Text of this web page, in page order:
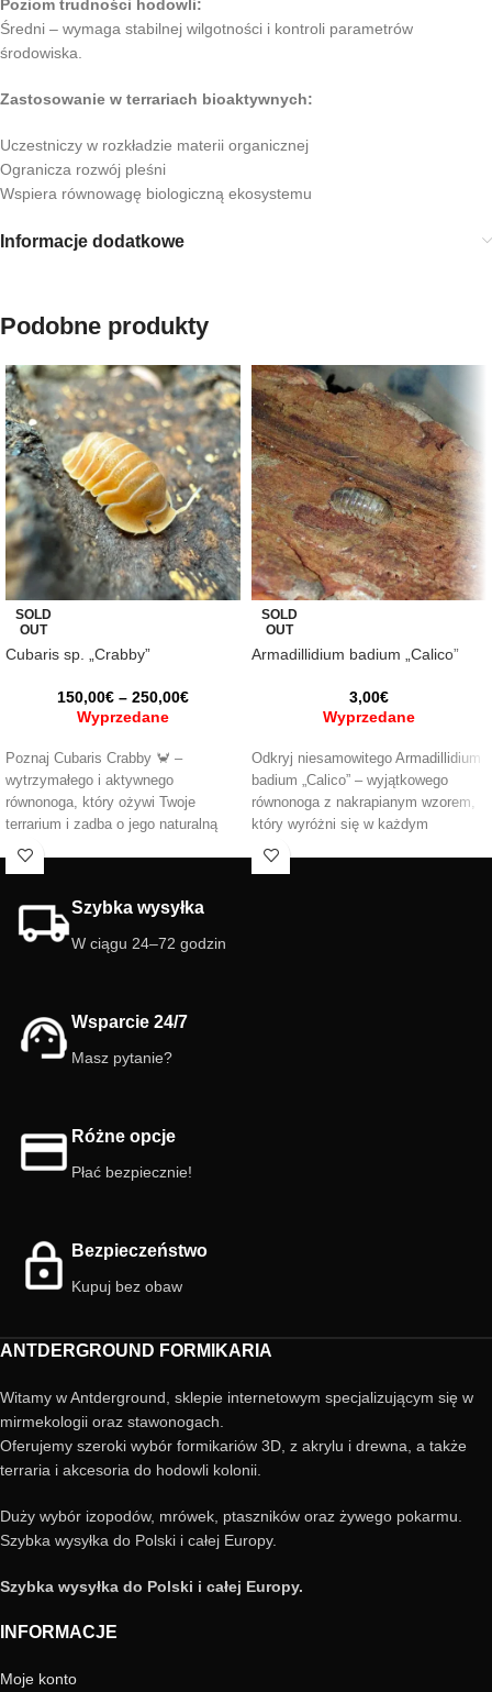
Poziom trudności hodowli:
Średni – wymaga stabilnej wilgotności i kontroli parametrów
środowiska.
Zastosowanie w terrariach bioaktywnych:
Uczestniczy w rozkładzie materii organicznej
Ogranicza rozwój pleśni
Wspiera równowagę biologiczną ekosystemu
Informacje dodatkowe
Podobne produkty
SOLD
OUT
Cubaris sp. „Crabby”
150,00€ – 250,00€
Wyprzedane
Poznaj Cubaris Crabby 🦀 –
wytrzymałego i aktywnego
równonoga, który ożywi Twoje
terrarium i zadba o jego naturalną
równowagę. Łatwy w hodowli,
utrzymać czystość i zdrowe
środowisko, a przy tym świetnie się
go obserwuje. 🌿
SOLD
OUT
Armadillidium badium „Calico”
3,00€
Wyprzedane
Odkryj niesamowitego Armadillidium
badium „Calico” – wyjątkowego
równonoga z nakrapianym wzorem,
który wyróżni się w każdym
terrarium 🌿. Idealny do systemów
Szybka wysyłka
W ciągu 24–72 godzin
Wsparcie 24/7
Masz pytanie?
Różne opcje
Płać bezpiecznie!
Bezpieczeństwo
Kupuj bez obaw
ANTDERGROUND FORMIKARIA
Witamy w Antderground, sklepie internetowym specjalizującym się w
mirmekologii oraz stawonogach.
Oferujemy szeroki wybór formikariów 3D, z akrylu i drewna, a także
terraria i akcesoria do hodowli kolonii.
Duży wybór izopodów, mrówek, ptaszników oraz żywego pokarmu.
Szybka wysyłka do Polski i całej Europy.
Szybka wysyłka do Polski i całej Europy.
INFORMACJE
Moje konto